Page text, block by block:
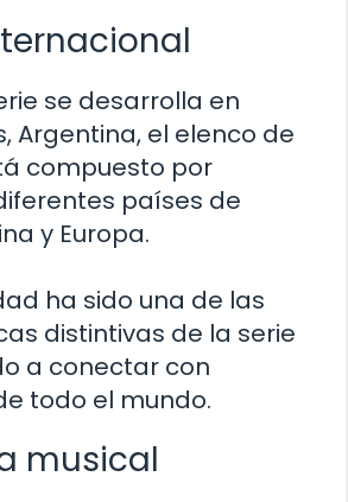
se desarrolla en
Argentina, el elenco de
compuesto por
países de
y Europa.
ha sido una de las
distintivas de la serie
a conectar con
todo el mundo.
musical